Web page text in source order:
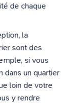
de chaque
la
sont des
si vous
dans un quartier
loin de votre
y rendre